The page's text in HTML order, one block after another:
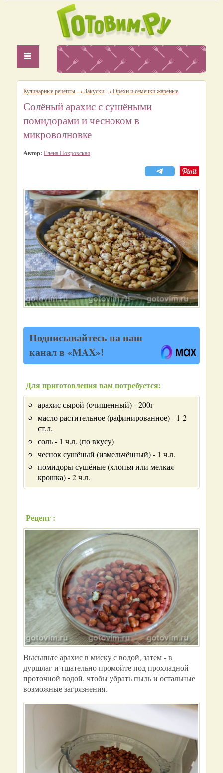
Кулинарные рецепты → Закуски → Орехи и семечки жареные
Солёный арахис с сушёными
помидорами и чесноком в
микроволновке
Автор: Елена Покровская
Подписывайтесь на наш
канал в «MAX»!
Для приготовления вам потребуется:
арахис сырой (очищенный) - 200г
масло растительное (рафинированное) - 1-2
ст.л.
соль - 1 ч.л. (по вкусу)
чеснок сушёный (измельчённый) - 1 ч.л.
помидоры сушёные (хлопья или мелкая
крошка) - 2 ч.л.
Рецепт :
Высыпьте арахис в миску с водой, затем - в
дуршлаг и тщательно промойте под прохладной
проточной водой, чтобы убрать пыль и остальные
возможные загрязнения.